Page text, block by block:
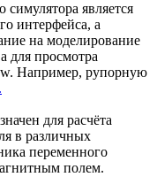
является
интерфейса, а
на моделирование
для просмотра
Например, рупорную
для расчёта
в различных
переменного
полем.